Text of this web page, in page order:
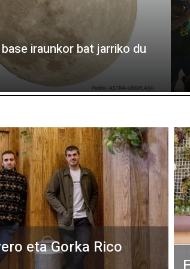
iraunkor bat jarriko du
eta Gorka Rico